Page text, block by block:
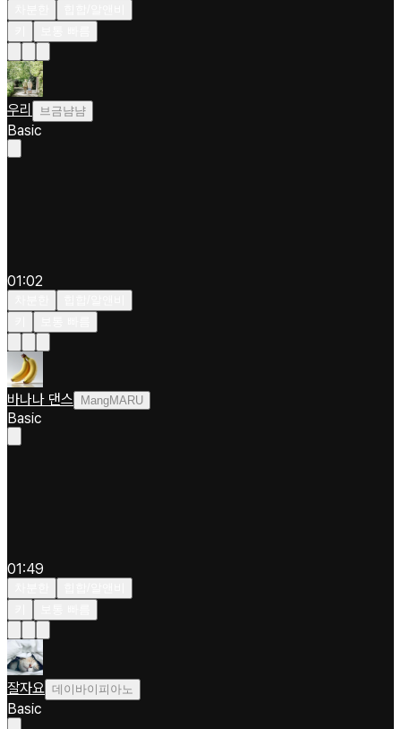
우리 브금냠냠
Basic
01:02
바나나 댄스 MangMARU
Basic
01:49
잘자요 데이바이피아노
Basic